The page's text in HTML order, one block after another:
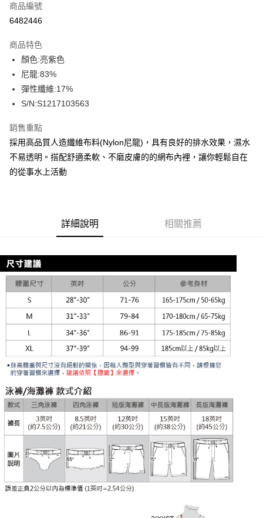
信用卡分期付款
合作金庫商業銀行
華南商業銀行
上海商業儲蓄銀行
國泰世華商業銀行
臺灣中小企業銀行
聯邦商業銀行
元大商業銀行
永豐商業銀行
台新國際商業銀行
中國信託商業銀行
台灣樂天信用卡公司
超商取貨付款
LINE Pay
悠遊付
全盈+PAY
AFTEE先享後付是「在收到商品之後才付款」的支付方式。 讓您購物簡單
２．便利：只要手機號碼，簡訊認證，即可結帳。
３．安心：先確認商品／服務後，再付款。
【「AFTEE先享後付」結帳流程】
１．於結帳方式選擇「AFTEE先享後付」後，將跳轉至「AFTEE先享後付」
結帳頁面，進行簡訊認證並確認金額後，即可完成結帳。
２．訂單成立數日內，您將收到繳費通知簡訊。
３．收到繳費通知簡訊後14天內，點擊此簡訊中的連結，可透過四大超商／
ATM／網路銀行／等多元方式進行付款，方視為交易完成。
※ 請注意：結帳手續完成當下不需立刻繳費，但若您需要取消訂單，請聯絡
購買商品的店家。未經商家同意取消之訂單仍視為有效，需透過AFTEE先享
後付繳納相關費用。
是否繳費成功／繳費後需取消欲退款等相關疑問，請聯繫「AFTEE先享後付
客戶支援中心」
https://netprotections.freshdesk.com/support/home
【注意事項】
１．透過由恩沛科技股份有限公司提供之「AFTEE先享後付」服務完成之交
易，需依本服務之必要範圍內提供個人資料，並將交易相關給付款項請求債
權轉讓予恩沛科技股份有限公司。
２．關於個人資料處理事宜，請瀏覽以下網址：
３．未成年的使用者請事先徵得法定代理人或監護人之同意方可使用
全家取貨付款
每筆NT$80，滿NT$1,200(含以上)免運費
付款後全家取貨
每筆NT$80，滿NT$1,200(含以上)免運費
7-11取貨付款
每筆NT$80，滿NT$1,200(含以上)免運費
每筆NT$80，滿NT$1,200(含以上)免運費
宅配
每筆NT$85，滿NT$1,200(含以上)免運費
澎湖、金門、馬祖、小琉球、綠島、蘭嶼(郵局配送)
每筆NT$125
郵局快捷(隔天到貨，需先line@客服通知小編)
商品編號
6482446
商品特色
顏色:亮紫色
尼龍:83%
彈性纖維:17%
S/N:S1217103563
銷售重點
採用高品質人造纖維布料(Nylon尼龍)，具有良好的排水效果，濕水
不易透明。搭配舒適柔軟、不磨皮膚的的網布內裡，讓你輕鬆自在
的從事水上活動
詳細說明 相關推薦